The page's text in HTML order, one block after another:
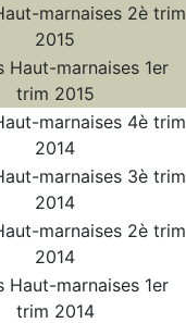
marnaises 2è trim
2015
Haut-marnaises 1er
trim 2015
marnaises 4è trim
2014
marnaises 3è trim
2014
marnaises 2è trim
2014
Haut-marnaises 1er
trim 2014